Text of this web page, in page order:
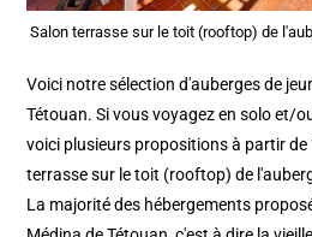
Salon terrasse sur le toit (rooftop) de
Voici notre sélection d'auberges de
Tétouan. Si vous voyagez en solo et/
voici plusieurs propositions à partir de
terrasse sur le toit (rooftop) de
La majorité des hébergements